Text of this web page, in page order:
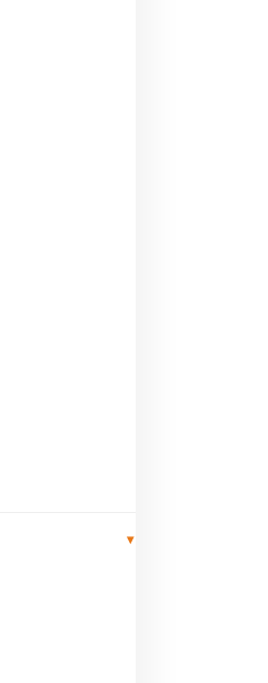
▾